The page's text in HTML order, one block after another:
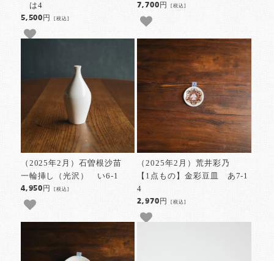
は4
5,500円[税込]
7,700円 [税込]
（2025年2月）石曽根沙苗
一輪挿し（光沢） い6-1
4,950円[税込]
（2025年2月）荒井彩乃
【1点もの】金彩豆皿 あ7-1
4
2,970円 [税込]